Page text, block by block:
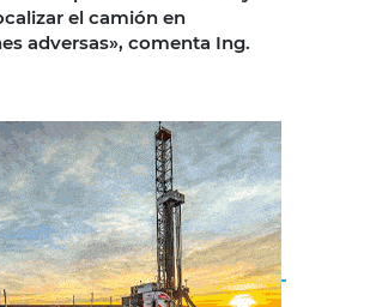
el camión en
adversas», comenta Ing.